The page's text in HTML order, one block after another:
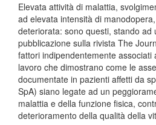
Elevata attività di malattia,
ad elevata intensità di
deteriorata: sono questi, stando ad
pubblicazione sulla rivista The
fattori indipendentemente associati
lavoro che dimostrano come le
documentate in pazienti affetti da
SpA) siano legate ad un
malattia e della funzione fisica,
deterioramento della qualità della